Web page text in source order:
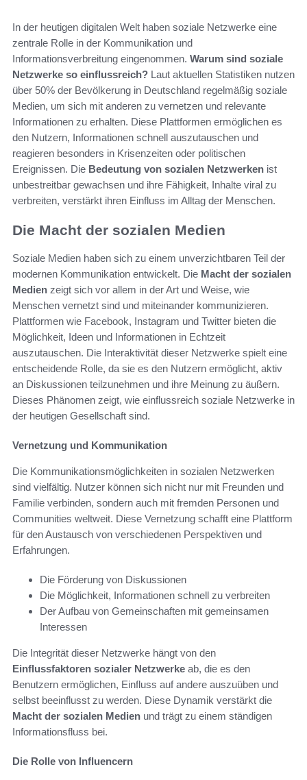
In der heutigen digitalen Welt haben soziale Netzwerke eine
zentrale Rolle in der Kommunikation und
Informationsverbreitung eingenommen. Warum sind soziale
Netzwerke so einflussreich? Laut aktuellen Statistiken nutzen
über 50% der Bevölkerung in Deutschland regelmäßig soziale
Medien, um sich mit anderen zu vernetzen und relevante
Informationen zu erhalten. Diese Plattformen ermöglichen es
den Nutzern, Informationen schnell auszutauschen und
reagieren besonders in Krisenzeiten oder politischen
Ereignissen. Die Bedeutung von sozialen Netzwerken ist
unbestreitbar gewachsen und ihre Fähigkeit, Inhalte viral zu
verbreiten, verstärkt ihren Einfluss im Alltag der Menschen.
Die Macht der sozialen Medien
Soziale Medien haben sich zu einem unverzichtbaren Teil der
modernen Kommunikation entwickelt. Die Macht der sozialen
Medien zeigt sich vor allem in der Art und Weise, wie
Menschen vernetzt sind und miteinander kommunizieren.
Plattformen wie Facebook, Instagram und Twitter bieten die
Möglichkeit, Ideen und Informationen in Echtzeit
auszutauschen. Die Interaktivität dieser Netzwerke spielt eine
entscheidende Rolle, da sie es den Nutzern ermöglicht, aktiv
an Diskussionen teilzunehmen und ihre Meinung zu äußern.
Dieses Phänomen zeigt, wie einflussreich soziale Netzwerke in
der heutigen Gesellschaft sind.
Vernetzung und Kommunikation
Die Kommunikationsmöglichkeiten in sozialen Netzwerken
sind vielfältig. Nutzer können sich nicht nur mit Freunden und
Familie verbinden, sondern auch mit fremden Personen und
Communities weltweit. Diese Vernetzung schafft eine Plattform
für den Austausch von verschiedenen Perspektiven und
Erfahrungen.
Die Förderung von Diskussionen
Die Möglichkeit, Informationen schnell zu verbreiten
Der Aufbau von Gemeinschaften mit gemeinsamen
Interessen
Die Integrität dieser Netzwerke hängt von den
Einflussfaktoren sozialer Netzwerke ab, die es den
Benutzern ermöglichen, Einfluss auf andere auszuüben und
selbst beeinflusst zu werden. Diese Dynamik verstärkt die
Macht der sozialen Medien und trägt zu einem ständigen
Informationsfluss bei.
Die Rolle von Influencern